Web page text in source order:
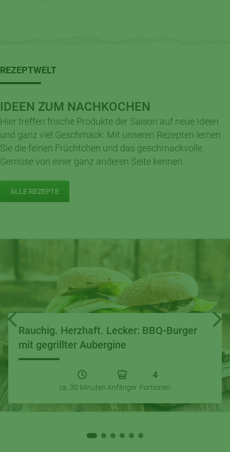
REZEPTWELT
IDEEN ZUM NACHKOCHEN
Hier treffen frische Produkte der Saison auf neue Ideen
und ganz viel Geschmack: Mit unseren Rezepten lernen
Sie die feinen Früchtchen und das geschmackvolle
Gemüse von einer ganz anderen Seite kennen.
ALLE REZEPTE
Rauchig. Herzhaft. Lecker: BBQ-Burger
mit gegrillter Aubergine
ca. 30 Minuten Anfänger
4
Portionen